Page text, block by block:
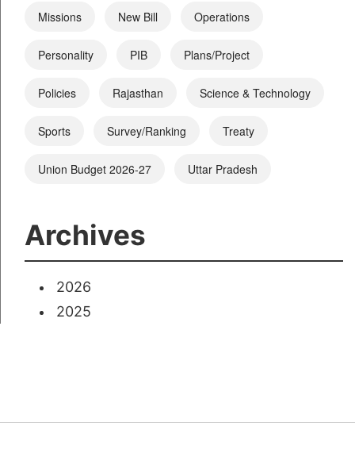
Missions New Bill Operations
Personality PIB Plans/Project
Policies Rajasthan Science & Technology
Sports Survey/Ranking Treaty
Union Budget 2026-27 Uttar Pradesh
Archives
2026
2025